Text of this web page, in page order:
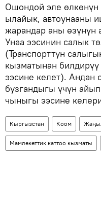
Ошондой эле
ылайык, автоунааны
жарандар аны өзүнүн
Унаа ээсинин салык
(Транспорттун
кызматынан
ээсине келет).
бузгандыгы үчүн
чыныгы ээсине
Кыргызстан Коом
Мамлекеттик каттоо кызматы